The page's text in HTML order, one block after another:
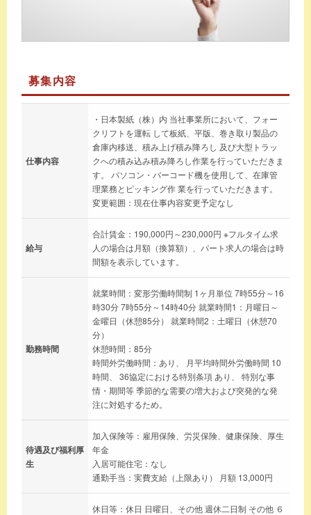
募集内容
仕事内容
・日本製紙（株）内 当社事業所において、フォー
クリフトを運転 して板紙、平版、巻き取り製品の
倉庫内移送、積み上げ積み降ろし 及び大型トラッ
クへの積み込み積み降ろし作業を行っていただきま
す。 パソコン・バーコード機を使用して、在庫管
理業務とピッキング作 業を行っていただきます。
変更範囲：現在仕事内容変更予定なし
給与
合計賃金：190,000円～230,000円 ※フルタイム求
人の場合は月額（換算額）、パート求人の場合は時
間額を表示しています。
勤務時間
就業時間：変形労働時間制 1ヶ月単位 7時55分～16
時30分 7時55分～14時40分 就業時間1：月曜日～
金曜日（休憩85分） 就業時間2：土曜日（休憩70
分）
休憩時間：85分
時間外労働時間：あり、 月平均時間外労働時間 10
時間、 36協定における特別条項 あり、 特別な事
情・期間等 季節的な需要の増大および突発的な発
注に対処するため。
待遇及び福利厚
生
加入保険等：雇用保険、労災保険、健康保険、厚生
年金
入居可能住宅：なし
通勤手当：実費支給（上限あり） 月額 13,000円
休日等：休日 日曜日、その他 週休二日制 その他 ６